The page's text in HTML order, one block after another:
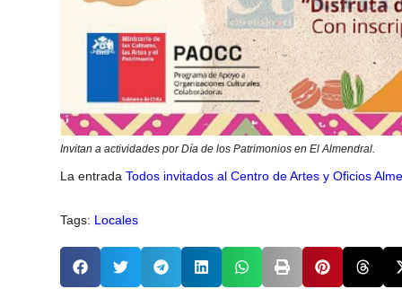
Invitan a actividades por Día de los Patrimonios en El Almendral.
La entrada Todos invitados al Centro de Artes y Oficios
Tags: Locales